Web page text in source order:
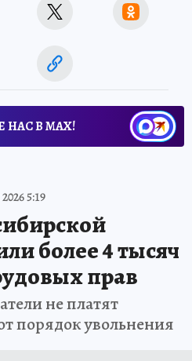
НАС В МАХ!
5:19
более 4 тысяч
прав
не платят
порядок увольнения